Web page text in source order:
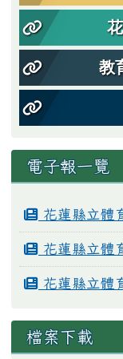
教
電子報一覽
花蓮縣立體
花蓮縣立體
花蓮縣立體
檔案下載